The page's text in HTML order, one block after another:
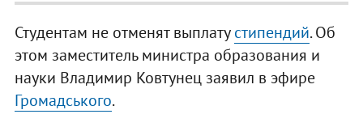
Студентам не отменят выплатустипендий. Об
этом заместитель министра образования и
науки Владимир Ковтунец заявил в эфире
Громадського.